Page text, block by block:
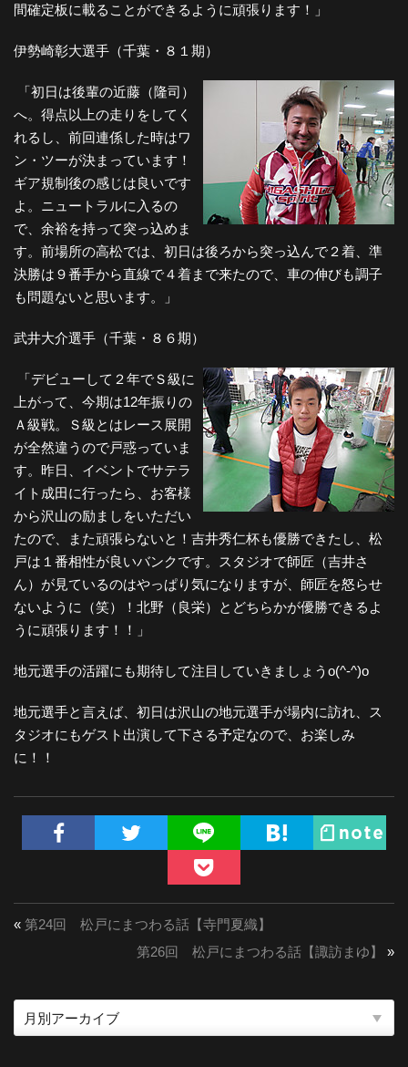
間確定板に載ることができるように頑張ります！」
伊勢崎彰大選手（千葉・８１期）
「初日は後輩の近藤（隆司）
へ。得点以上の走りをしてく
れるし、前回連係した時はワ
ン・ツーが決まっています！
ギア規制後の感じは良いです
よ。ニュートラルに入るの
で、余裕を持って突っ込めま
す。前場所の高松では、初日は後ろから突っ込んで２着、準
決勝は９番手から直線で４着まで来たので、車の伸びも調子
も問題ないと思います。」
武井大介選手（千葉・８６期）
「デビューして２年でＳ級に
上がって、今期は12年振りの
Ａ級戦。Ｓ級とはレース展開
が全然違うので戸惑っていま
す。昨日、イベントでサテラ
イト成田に行ったら、お客様
から沢山の励ましをいただい
たので、また頑張らないと！吉井秀仁杯も優勝できたし、松
戸は１番相性が良いバンクです。スタジオで師匠（吉井さ
ん）が見ているのはやっぱり気になりますが、師匠を怒らせ
ないように（笑）！北野（良栄）とどちらかが優勝できるよ
うに頑張ります！！」
地元選手の活躍にも期待して注目していきましょうo(^-^)o
地元選手と言えば、初日は沢山の地元選手が場内に訪れ、ス
タジオにもゲスト出演して下さる予定なので、お楽しみ
に！！
« 第24回 松戸にまつわる話【寺門夏織】
第26回 松戸にまつわる話【諏訪まゆ】
»